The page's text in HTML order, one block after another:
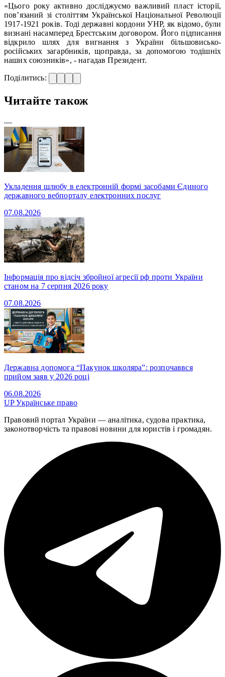
«Цього року активно досліджуємо важливий пласт історії,
пов’язаний зі століттям Української Національної Революції
1917-1921 років. Тоді державні кордони УНР, як відомо, були
визнані насамперед Брестським договором. Його підписання
відкрило шлях для вигнання з України більшовисько-
російських загарбників, щоправда, за допомогою тодішніх
наших союзників», - нагадав Президент.
Поділитись:
Читайте також
—
Укладення шлюбу в електронній формі засобами Єдиного
державного вебпорталу електронних послуг
07.08.2026
Інформація про відсіч збройної агресії рф проти України
станом на 7 серпня 2026 року
07.08.2026
Державна допомога “Пакунок школяра”: розпочаввся
прийом заяв у 2026 році
06.08.2026
UPУкраїнське право
Правовий портал України — аналітика, судова практика,
законотворчість та правові новини для юристів і громадян.